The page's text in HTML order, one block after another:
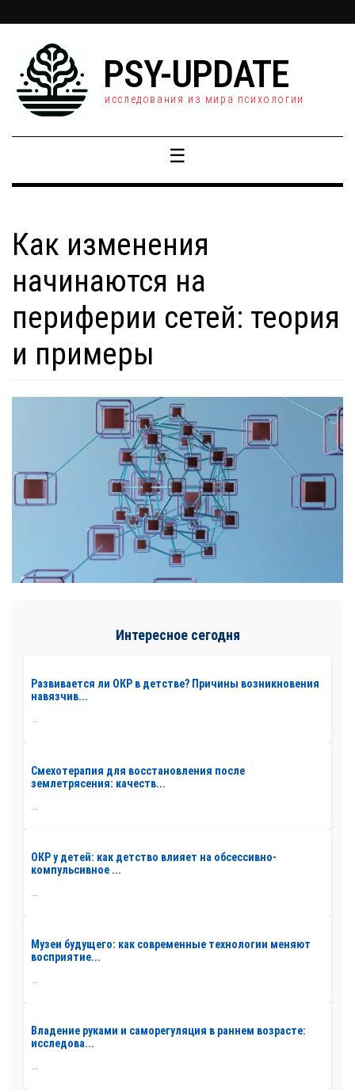
PSY-UPDATE
исследования из мира психологии
☰
Как изменения
начинаются на
периферии сетей: теория
и примеры
Интересное сегодня
Развивается ли ОКР в детстве? Причины возникновения
навязчив...
Смехотерапия для восстановления после
землетрясения: качеств...
ОКР у детей: как детство влияет на обсессивно-
компульсивное ...
...
Музеи будущего: как современные технологии меняют
восприятие...
Владение руками и саморегуляция в раннем возрасте:
исследова...
...